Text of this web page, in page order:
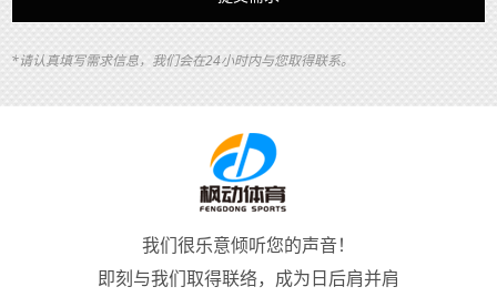
*请认真填写需求信息，我们会在24小时内与您取得联系。
我们很乐意倾听您的声音！
即刻与我们取得联络，成为日后肩并肩